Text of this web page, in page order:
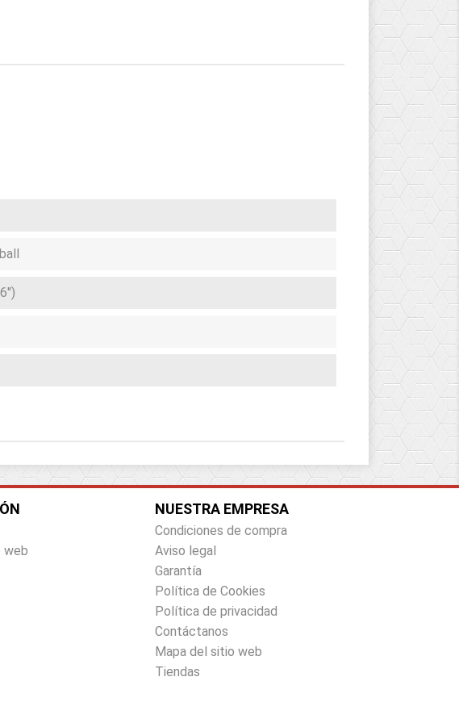
web
NUESTRA EMPRESA
Condiciones de compra
Aviso legal
Garantía
Política de Cookies
Política de privacidad
Contáctanos
Mapa del sitio web
Tiendas